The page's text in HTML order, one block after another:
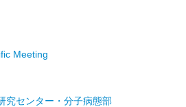
Meeting
究センター・分子病態部